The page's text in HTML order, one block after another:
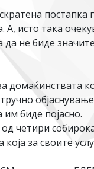
А, исто така
не биде
домаќинствата
биде појасно.
за своите